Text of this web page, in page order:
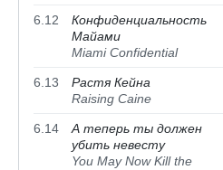
6.12
Конфиденциальность
Майами
Miami Confidential
6.13
Растя Кейна
Raising Caine
6.14
А теперь ты должен
убить невесту
You May Now Kill the